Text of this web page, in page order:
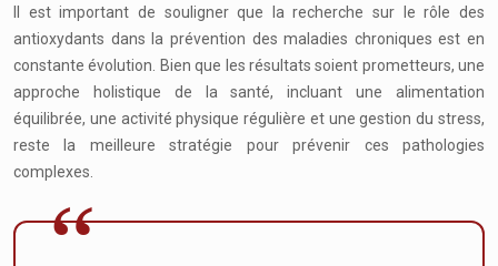
Il est important de souligner que la recherche sur le rôle des
antioxydants dans la prévention des maladies chroniques est en
constante évolution. Bien que les résultats soient prometteurs, une
approche holistique de la santé, incluant une alimentation
équilibrée, une activité physique régulière et une gestion du stress,
reste la meilleure stratégie pour prévenir ces pathologies
complexes.